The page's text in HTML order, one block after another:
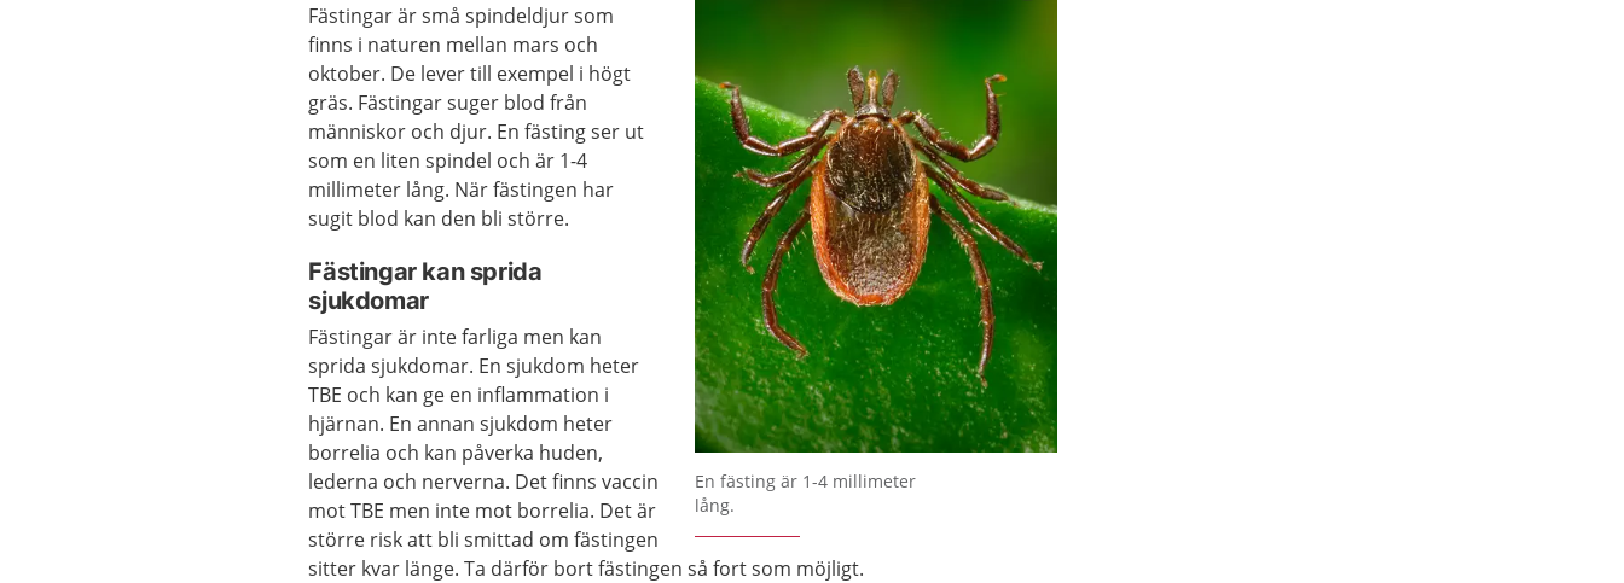
Förstora bilden
En fästing är 1-4 millimeter
lång.
Fästingar är små spindeldjur som
finns i naturen mellan mars och
oktober. De lever till exempel i högt
gräs. Fästingar suger blod från
människor och djur. En fästing ser ut
som en liten spindel och är 1-4
millimeter lång. När fästingen har
sugit blod kan den bli större.
Fästingar kan sprida
sjukdomar
Fästingar är inte farliga men kan
sprida sjukdomar. En sjukdom heter
TBE och kan ge en inflammation i
hjärnan. En annan sjukdom heter
borrelia och kan påverka huden,
lederna och nerverna. Det finns vaccin
mot TBE men inte mot borrelia. Det är
större risk att bli smittad om fästingen
sitter kvar länge. Ta därför bort fästingen så fort som möjligt.